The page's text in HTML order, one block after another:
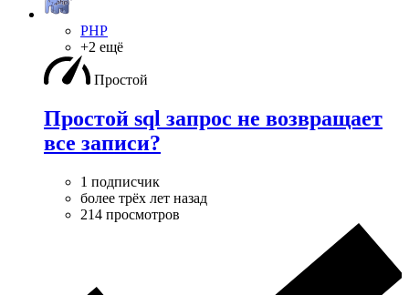
PHP
+2 ещё
Простой
Простой sql запрос не возвращает
все записи?
1 подписчик
более трёх лет назад
214 просмотров